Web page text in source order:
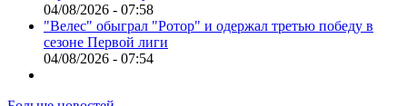
04/08/2026 - 07:58
"Велес" обыграл "Ротор" и одержал третью победу в
сезоне Первой лиги
04/08/2026 - 07:54